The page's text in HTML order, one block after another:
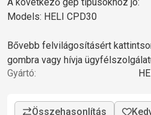
Models: HELI CPD30
Bővebb felvilágosításért
gombra vagy hívja
Gyártó: